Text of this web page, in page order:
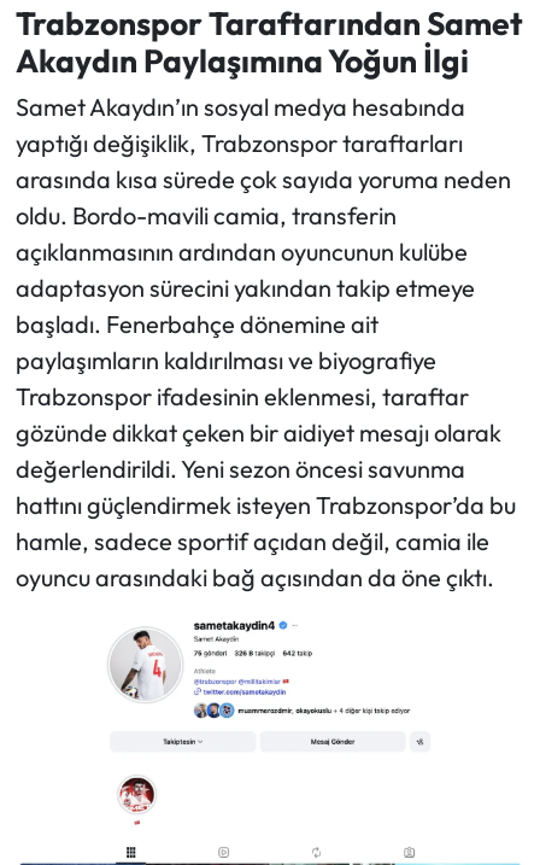
Trabzonspor Taraftarından Samet
Akaydın Paylaşımına Yoğun İlgi
Samet Akaydın’ın sosyal medya hesabında
yaptığı değişiklik, Trabzonspor taraftarları
arasında kısa sürede çok sayıda yoruma neden
oldu. Bordo-mavili camia, transferin
açıklanmasının ardından oyuncunun kulübe
adaptasyon sürecini yakından takip etmeye
başladı. Fenerbahçe dönemine ait
paylaşımların kaldırılması ve biyografiye
Trabzonspor ifadesinin eklenmesi, taraftar
gözünde dikkat çeken bir aidiyet mesajı olarak
değerlendirildi. Yeni sezon öncesi savunma
hattını güçlendirmek isteyen Trabzonspor’da bu
hamle, sadece sportif açıdan değil, camia ile
oyuncu arasındaki bağ açısından da öne çıktı.